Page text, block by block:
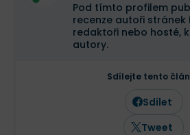
Pod tímto profilem
recenze autoři stránek
redaktoři nebo hosté,
autory.
Sdílejte tento
Sdílet
Tweet